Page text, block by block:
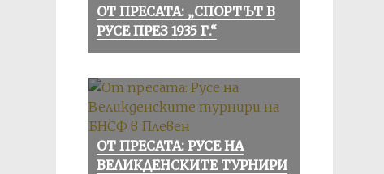
ОТ ПРЕСАТА: „СПОРТЪТ В
РУСЕ ПРЕЗ 1935 Г.“
ОТ ПРЕСАТА: РУСЕ НА
ВЕЛИКДЕНСКИТЕ ТУРНИРИ